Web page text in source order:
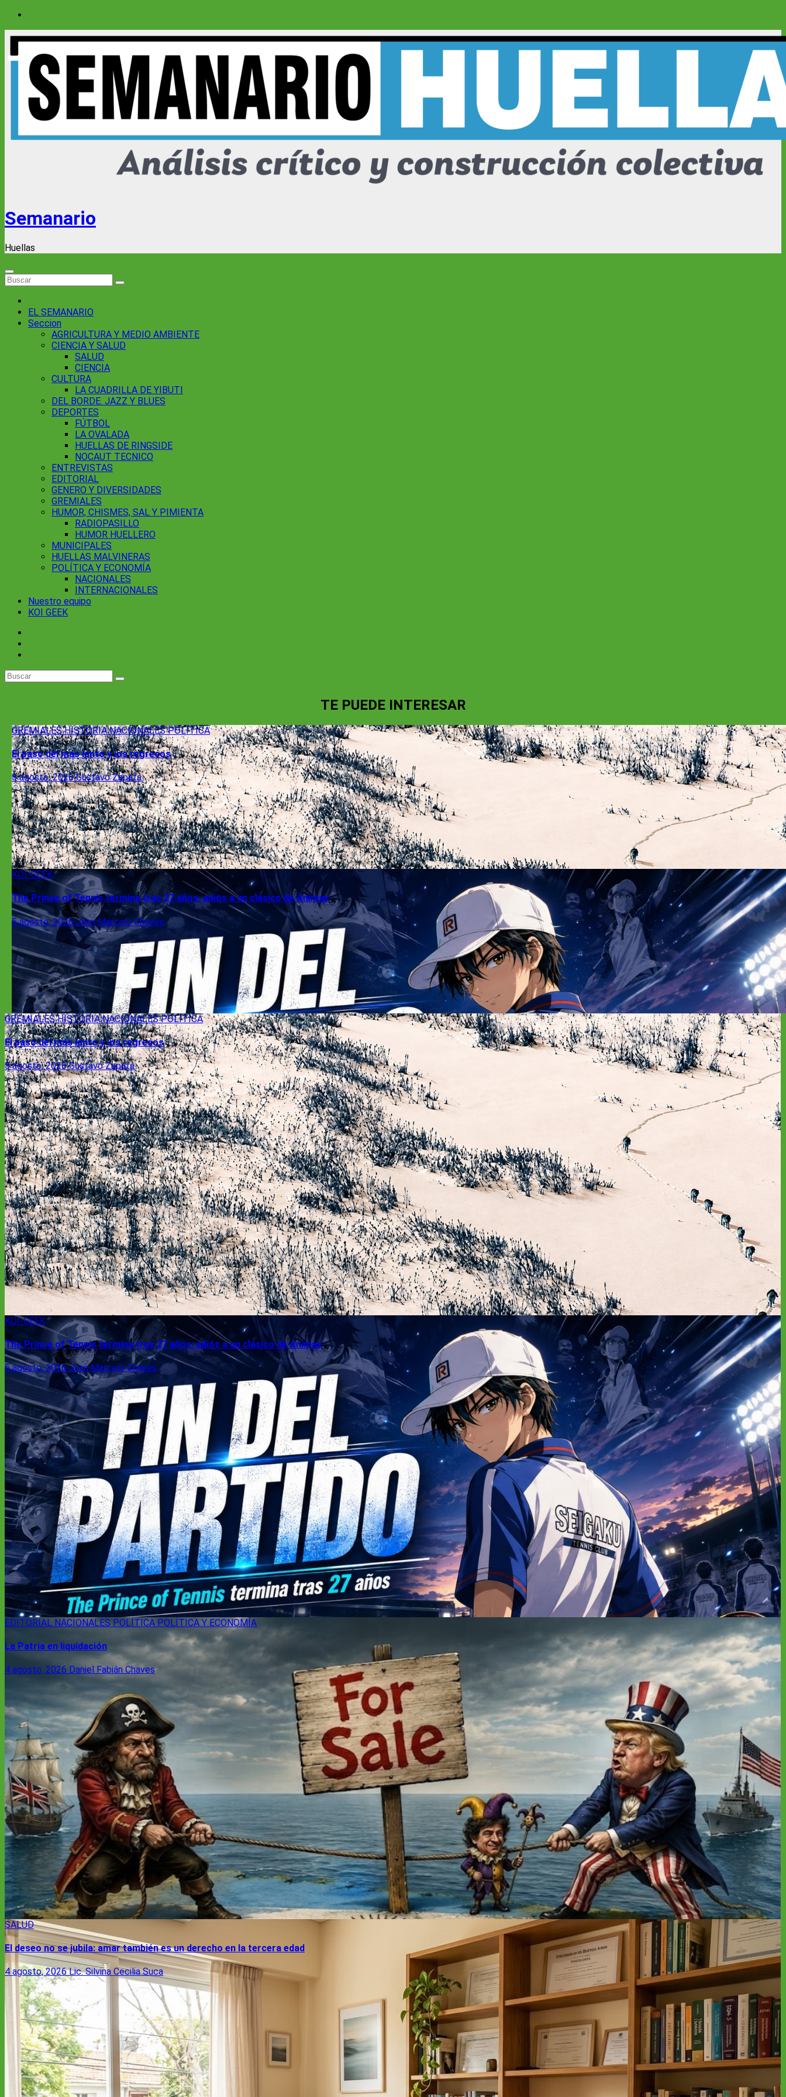
Saltar
contenido
Semanario
Huellas
EL SEMANARIO
Seccion
AGRICULTURA Y MEDIO AMBIENTE
CIENCIA Y SALUD
SALUD
CIENCIA
CULTURA
LA CUADRILLA DE YIBUTI
DEL BORDE. JAZZ Y BLUES
DEPORTES
FÚTBOL
LA OVALADA
HUELLAS DE RINGSIDE
NOCAUT TECNICO
ENTREVISTAS
EDITORIAL
GENERO Y DIVERSIDADES
GREMIALES
HUMOR, CHISMES, SAL Y PIMIENTA
RADIOPASILLO
HUMOR HUELLERO
MUNICIPALES
HUELLAS MALVINERAS
POLÍTICA Y ECONOMÍA
NACIONALES
INTERNACIONALES
Nuestro equipo
KOI GEEK
TE PUEDE INTERESAR
GREMIALESHISTORIANACIONALESPOLÍTICA
El paso del más lento y los regresos
5 agosto, 2026Gustavo Zapata
KOI-GEEK
The Prince of Tennis termina tras 27 años: adiós a un clásico de Animax
5 agosto, 2026Juan Marcelo Chaves
GREMIALESHISTORIANACIONALESPOLÍTICA
El paso del más lento y los regresos
5 agosto, 2026Gustavo Zapata
KOI-GEEK
The Prince of Tennis termina tras 27 años: adiós a un clásico de Animax
5 agosto, 2026Juan Marcelo Chaves
EDITORIAL NACIONALES POLÍTICA POLÍTICA Y ECONOMÍA
La Patria en liquidación
4 agosto, 2026 Daniel Fabián Chaves
SALUD
El deseo no se jubila: amar también es un derecho en la tercera edad
4 agosto, 2026Lic. Silvina Cecilia Suca